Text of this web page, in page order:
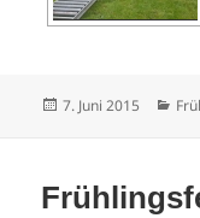
Veröffentlicht
7. Juni 2015